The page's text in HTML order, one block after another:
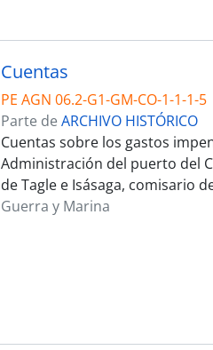
Cuentas
PE AGN 06.2-G1-GM-CO-1-1-1-5
Parte de ARCHIVO HISTÓRICO
Cuentas sobre los gastos
Administración del puerto del
de Tagle e Isásaga, comisario
Guerra y Marina